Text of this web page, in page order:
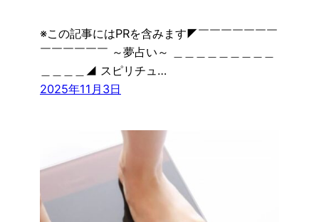
※この記事にはPRを含みます◤￣￣￣￣￣￣￣
￣￣￣￣￣￣ ～夢占い～ ＿＿＿＿＿＿＿＿＿
＿＿＿＿◢ スピリチュ…
2025年11月3日